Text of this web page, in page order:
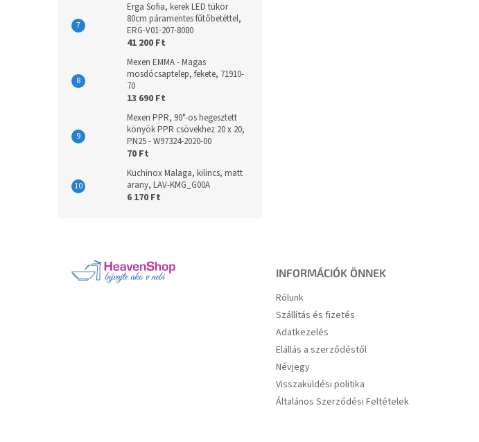
Erga Sofia, kerek LED tükör
80cm páramentes fűtőbetéttel,
ERG-V01-207-8080
41 200 Ft
Mexen EMMA - Magas
mosdócsaptelep, fekete, 71910-
70
13 690 Ft
Mexen PPR, 90°-os hegesztett
könyök PPR csövekhez 20 x 20,
PN25 - W97324-2020-00
70 Ft
Kuchinox Malaga, kilincs, matt
arany, LAV-KMG_G00A
6 170 Ft
INFORMÁCIÓK ÖNNEK
Rólunk
Szállítás és fizetés
Adatkezelés
Elállás a szerződéstől
Névjegy
Visszaküldési politika
Általános Szerződési Feltételek